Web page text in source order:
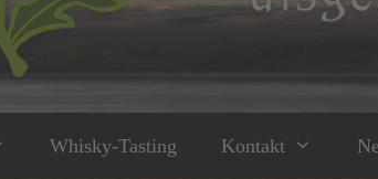
Whisky-Tasting Kontakt